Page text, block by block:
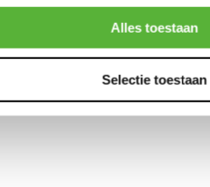
Alles toestaan
Selectie toestaan
Radiateur 36mm (Honda